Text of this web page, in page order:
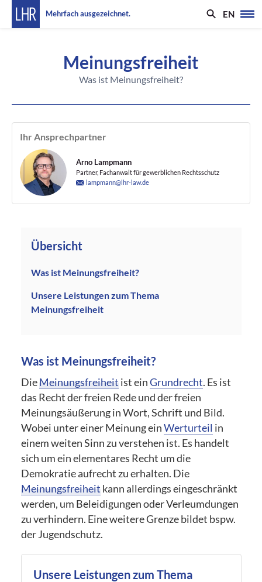
Mehrfach ausgezeichnet. EN
Meinungsfreiheit
Was ist Meinungsfreiheit?
Ihr Ansprechpartner
Arno Lampmann
Partner, Fachanwalt für gewerblichen Rechtsschutz
lampmann@lhr-law.de
Übersicht
Was ist Meinungsfreiheit?
Unsere Leistungen zum Thema
Meinungsfreiheit
Was ist Meinungsfreiheit?
DieMeinungsfreiheitist einGrundrecht. Es ist
das Recht der freien Rede und der freien
Meinungsäußerung in Wort, Schrift und Bild.
Wobei unter einer Meinung einWerturteil in
einem weiten Sinn zu verstehen ist. Es handelt
sich um ein elementares Recht um die
Demokratie aufrecht zu erhalten. Die
Meinungsfreiheitkann allerdings eingeschränkt
werden, um Beleidigungen oder Verleumdungen
zu verhindern. Eine weitere Grenze bildet bspw.
der Jugendschutz.
Unsere Leistungen zum Thema